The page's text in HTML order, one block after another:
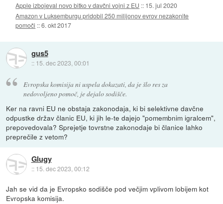
Apple izbojeval novo bitko v davčni vojni z EU :: 15. jul 2020
Amazon v Luksemburgu pridobil 250 milijonov evrov nezakonite
pomoči ::6. okt 2017
gus5
:: 15. dec 2023, 00:01
Evropska komisija ni uspela dokazati, da je šlo res za
nedovoljeno pomoč, je dejalo sodišče.
Ker na ravni EU ne obstaja zakonodaja, ki bi selektivne davčne
odpustke držav članic EU, ki jih le-te dajejo "pomembnim igralcem",
prepovedovala? Sprejetje tovrstne zakonodaje bi članice lahko
preprečile z vetom?
Glugy
:: 15. dec 2023, 00:12
Jah se vid da je Evropsko sodišče pod večjim vplivom lobijem kot
Evropska komisija.